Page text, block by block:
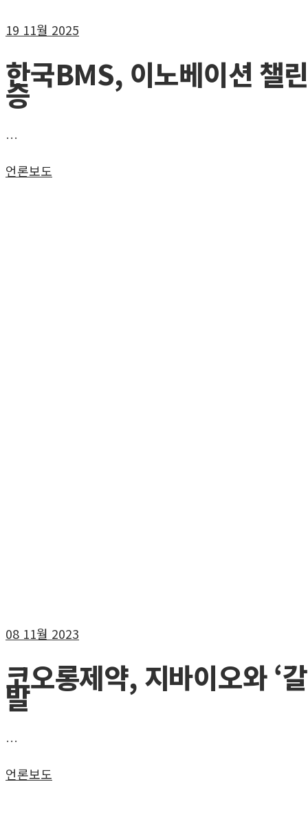
19 11월 2025
한국BMS, 이노베이션 챌
승
…
언론보도
08 11월 2023
코오롱제약, 지바이오와 ‘
발
…
언론보도